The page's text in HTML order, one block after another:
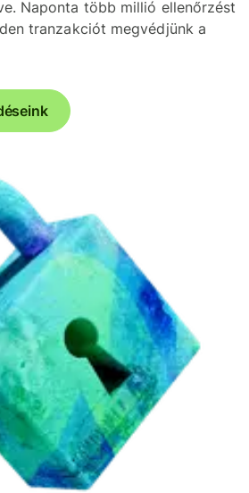
Naponta több millió ellenőrzést
tranzakciót megvédjünk a